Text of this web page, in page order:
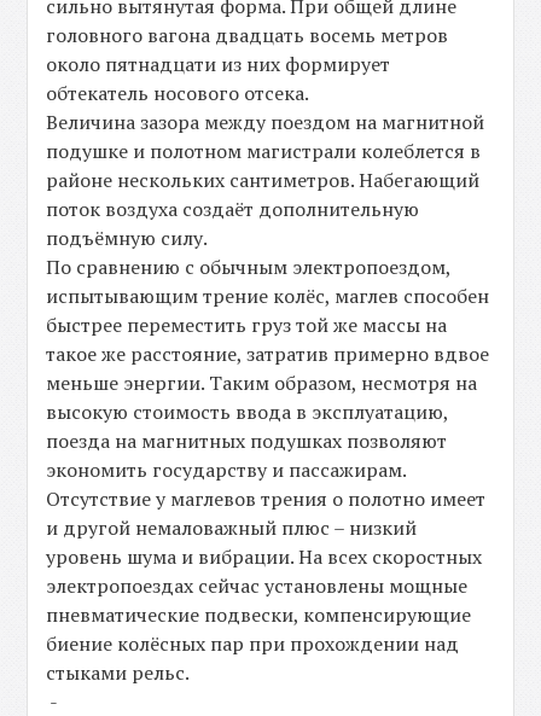
сильно вытянутая форма. При общей длине
головного вагона двадцать восемь метров
около пятнадцати из них формирует
обтекатель носового отсека.
Величина зазора между поездом на магнитной
подушке и полотном магистрали колеблется в
районе нескольких сантиметров. Набегающий
поток воздуха создаёт дополнительную
подъёмную силу.
По сравнению с обычным электропоездом,
испытывающим трение колёс, маглев способен
быстрее переместить груз той же массы на
такое же расстояние, затратив примерно вдвое
меньше энергии. Таким образом, несмотря на
высокую стоимость ввода в эксплуатацию,
поезда на магнитных подушках позволяют
экономить государству и пассажирам.
Отсутствие у маглевов трения о полотно имеет
и другой немаловажный плюс – низкий
уровень шума и вибрации. На всех скоростных
электропоездах сейчас установлены мощные
пневматические подвески, компенсирующие
биение колёсных пар при прохождении над
стыками рельс.
-